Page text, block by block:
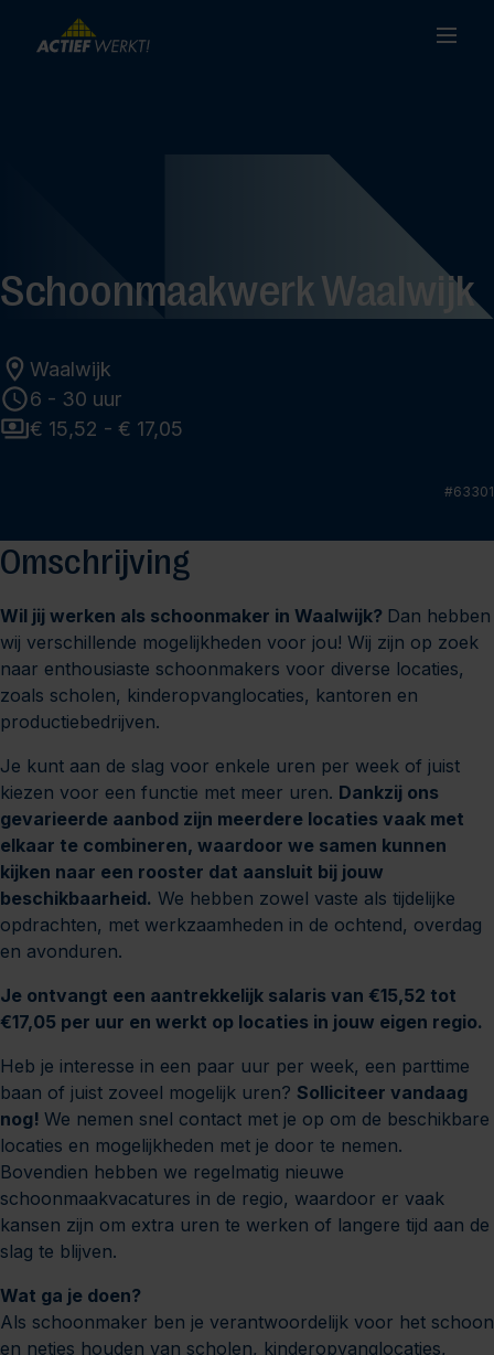
Schoonmaakwerk Waalwijk
Waalwijk
6 - 30 uur
€ 15,52 - € 17,05
#63301
Omschrijving
Wil jij werken als schoonmaker in Waalwijk? Dan hebben
wij verschillende mogelijkheden voor jou! Wij zijn op zoek
naar enthousiaste schoonmakers voor diverse locaties,
zoals scholen, kinderopvanglocaties, kantoren en
productiebedrijven.
Je kunt aan de slag voor enkele uren per week of juist
kiezen voor een functie met meer uren. Dankzij ons
gevarieerde aanbod zijn meerdere locaties vaak met
elkaar te combineren, waardoor we samen kunnen
kijken naar een rooster dat aansluit bij jouw
beschikbaarheid. We hebben zowel vaste als tijdelijke
opdrachten, met werkzaamheden in de ochtend, overdag
en avonduren.
Je ontvangt een aantrekkelijk salaris van €15,52 tot
€17,05 per uur en werkt op locaties in jouw eigen regio.
Heb je interesse in een paar uur per week, een parttime
baan of juist zoveel mogelijk uren? Solliciteer vandaag
nog! We nemen snel contact met je op om de beschikbare
locaties en mogelijkheden met je door te nemen.
Bovendien hebben we regelmatig nieuwe
schoonmaakvacatures in de regio, waardoor er vaak
kansen zijn om extra uren te werken of langere tijd aan de
slag te blijven.
Wat ga je doen?
Als schoonmaker ben je verantwoordelijk voor het schoon
en netjes houden van scholen, kinderopvanglocaties,